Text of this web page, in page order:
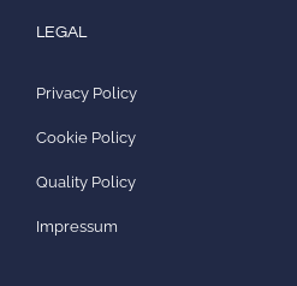
LEGAL
Privacy Policy
Cookie Policy
Quality Policy
Impressum